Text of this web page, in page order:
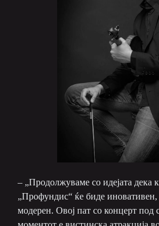
– „Продолжуваме со идејата дека
„Профундис“ ќе биде иновативен,
модерен. Овој пат со концерт под